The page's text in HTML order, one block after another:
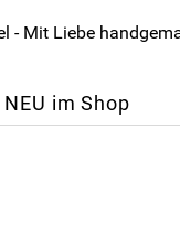
NEU im Shop